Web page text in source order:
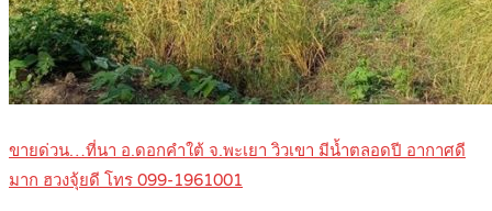
ขายด่วน…ที่นา อ.ดอกคำใต้ จ.พะเยา วิวเขา มีน้ำตลอดปี อากาศดี
มาก ฮวงจุ้ยดี โทร 099-1961001